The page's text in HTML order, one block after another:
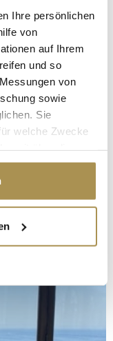
Ihre persönlichen
von
auf Ihrem
und so
von
sowie
Sie
welche Zwecke
das Privacy
Lage
genau sein
identifizieren
Daten
im